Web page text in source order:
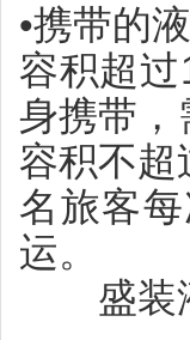
•携带的
容积超
身携带，
容积不超
名旅客
运。
盛装液